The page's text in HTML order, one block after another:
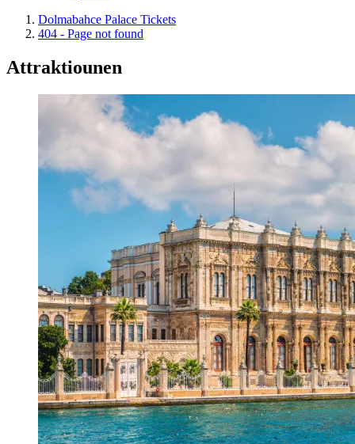
Dolmabahce Palace Tickets
404 - Page not found
Attraktiounen